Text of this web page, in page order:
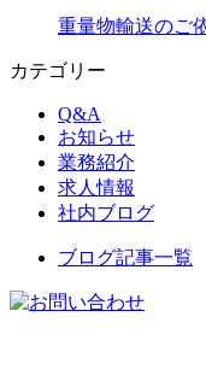
重量物輸送のご
カテゴリー
Q&A
お知らせ
業務紹介
求人情報
社内ブログ
ブログ記事一覧